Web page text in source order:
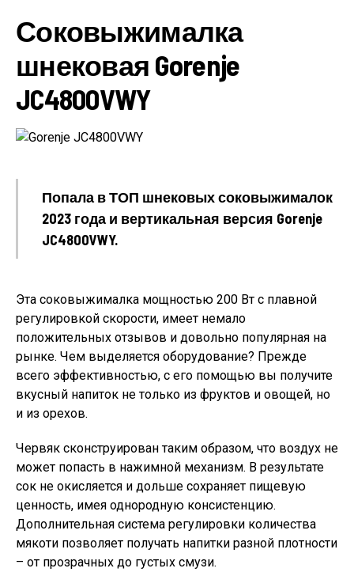
Соковыжималка
шнековая Gorenje
JC4800VWY
Попала в ТОП шнековых соковыжималок
2023 года и вертикальная версия Gorenje
JC4800VWY.
Эта соковыжималка мощностью 200 Вт с плавной
регулировкой скорости, имеет немало
положительных отзывов и довольно популярная на
рынке. Чем выделяется оборудование? Прежде
всего эффективностью, с его помощью вы получите
вкусный напиток не только из фруктов и овощей, но
и из орехов.
Червяк сконструирован таким образом, что воздух не
может попасть в нажимной механизм. В результате
сок не окисляется и дольше сохраняет пищевую
ценность, имея однородную консистенцию.
Дополнительная система регулировки количества
мякоти позволяет получать напитки разной плотности
– от прозрачных до густых смузи.